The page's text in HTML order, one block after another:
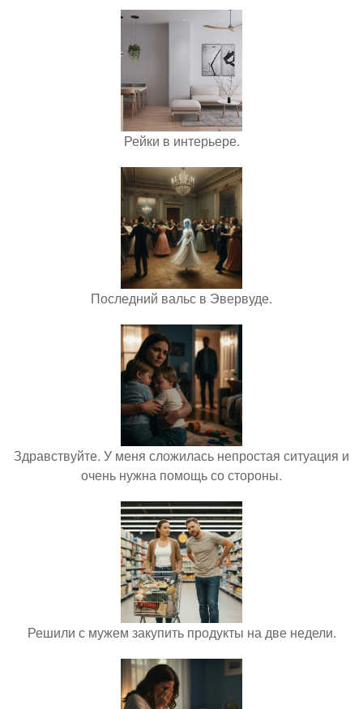
Рейки в интерьере.
Последний вальс в Эвервуде.
Здравствуйте. У меня сложилась непростая ситуация и
очень нужна помощь со стороны.
Решили с мужем закупить продукты на две недели.